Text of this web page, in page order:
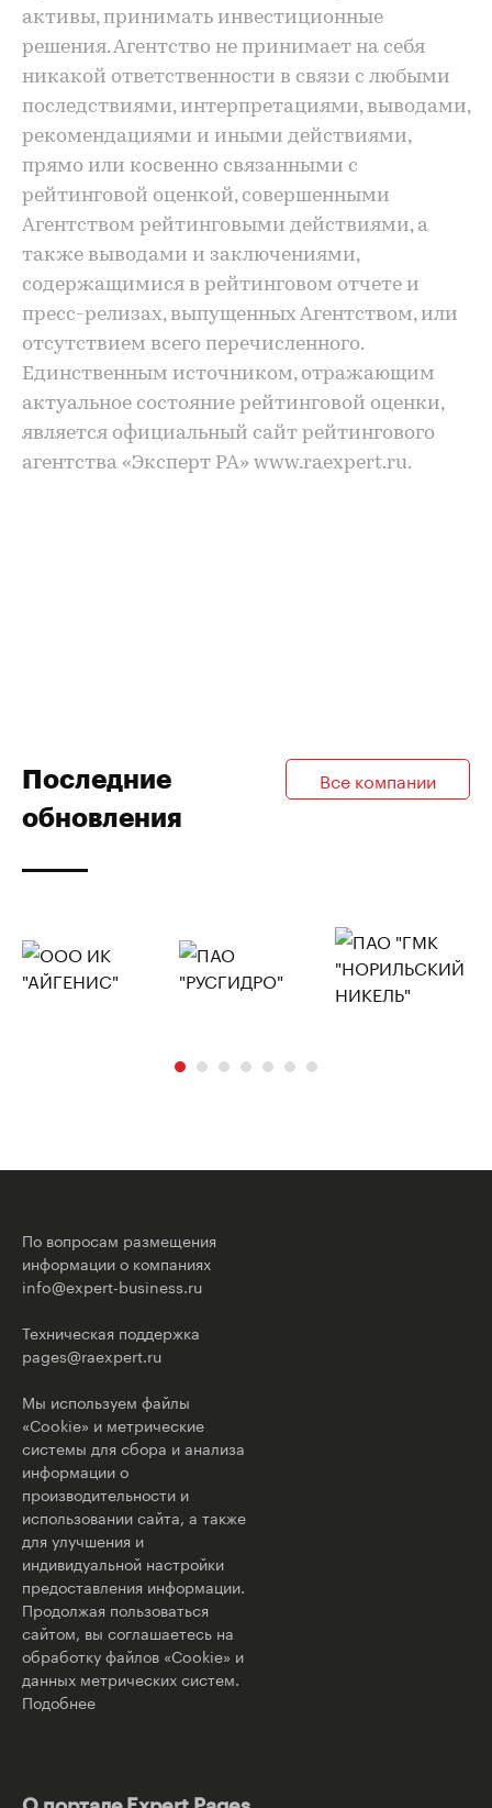
активы, принимать инвестиционные
решения. Агентство не принимает на себя
никакой ответственности в связи с любыми
последствиями, интерпретациями, выводами,
рекомендациями и иными действиями,
прямо или косвенно связанными с
рейтинговой оценкой, совершенными
Агентством рейтинговыми действиями, а
также выводами и заключениями,
содержащимися в рейтинговом отчете и
пресс-релизах, выпущенных Агентством, или
отсутствием всего перечисленного.
Единственным источником, отражающим
актуальное состояние рейтинговой оценки,
является официальный сайт рейтингового
агентства «Эксперт РА» www.raexpert.ru.
Последние
обновления
Все компании
По вопросам размещения
информации о компаниях
info@expert-business.ru
Техническая поддержка
pages@raexpert.ru
Мы используем файлы
«Cookie» и метрические
системы для сбора и анализа
информации о
производительности и
использовании сайта, а также
для улучшения и
индивидуальной настройки
предоставления информации.
Продолжая пользоваться
сайтом, вы соглашаетесь на
обработку файлов «Cookie» и
данных метрических систем.
Подобнее